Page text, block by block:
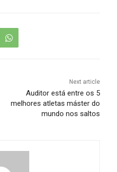
Next article
Auditor está entre os 5
melhores atletas máster do
mundo nos saltos